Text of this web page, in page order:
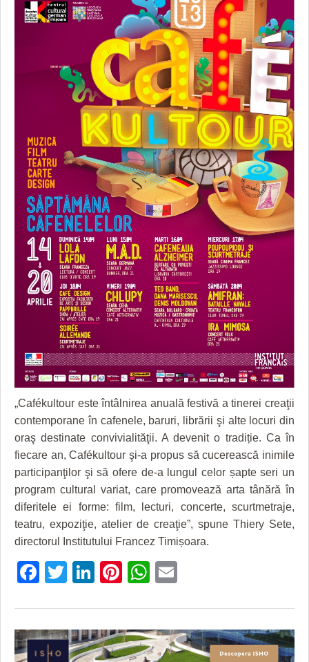
SFATURI JURIDICE
„Cafékultour este întâlnirea anuală festivă a tinerei creaţii
contemporane în cafenele, baruri, librării şi alte locuri din
oraş destinate convivialităţii. A devenit o tradiție. Ca în
fiecare an, Cafékultour şi-a propus să cucerească inimile
participanţilor şi să ofere de-a lungul celor șapte seri un
program cultural variat, care promovează arta tânără în
diferitele ei forme: film, lecturi, concerte, scurtmetraje,
teatru, expoziţie, atelier de creaţie”, spune Thiery Sete,
directorul Institutului Francez Timișoara.
Facebook
Twitter
LinkedIn
Pinterest
WhatsApp